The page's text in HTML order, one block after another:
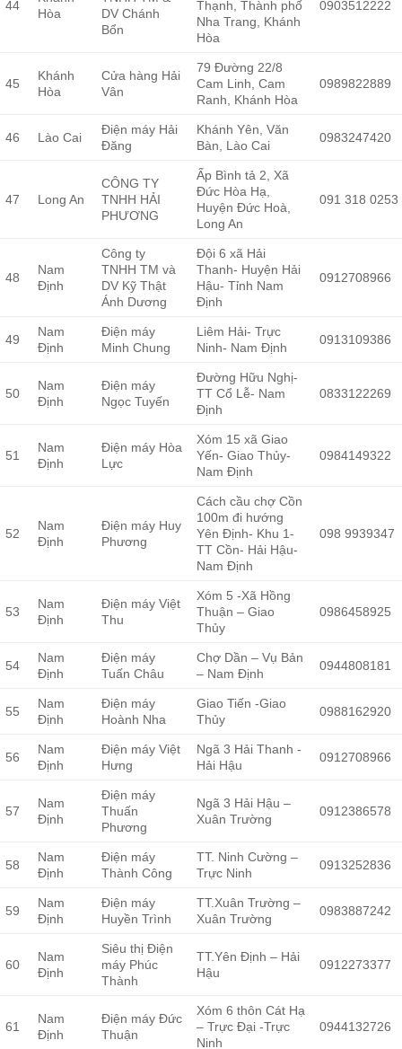
44
Hòa
DV Chánh
Bổn
Thạnh, Thành phố
Nha Trang, Khánh
Hòa
0903512222
45
Khánh
Hòa
Cửa hàng Hải
Vân
79 Đường 22/8
Cam Linh, Cam
Ranh, Khánh Hòa
0989822889
46 Lào Cai
Điện máy Hải
Đăng
Khánh Yên, Văn
Bàn, Lào Cai
0983247420
47 Long An
CÔNG TY
TNHH HẢI
PHƯƠNG
Ấp Bình tả 2, Xã
Đức Hòa Hạ,
Huyện Đức Hoà,
Long An
091 318 0253
48
Nam
Định
Công ty
TNHH TM và
DV Kỹ Thật
Ánh Dương
Đội 6 xã Hải
Thanh- Huyện Hải
Hậu- Tỉnh Nam
Định
0912708966
49
Nam
Định
Điện máy
Minh Chung
Liêm Hải- Trực
Ninh- Nam Định
0913109386
50
Nam
Định
Điện máy
Ngọc Tuyến
Đường Hữu Nghị-
TT Cổ Lễ- Nam
Định
0833122269
51
Nam
Định
Điện máy Hòa
Lực
Xóm 15 xã Giao
Yến- Giao Thủy-
Nam Định
0984149322
52
Nam
Định
Điện máy Huy
Phương
Cách cầu chợ Cồn
100m đi hướng
Yên Định- Khu 1-
TT Cồn- Hải Hậu-
Nam Định
098 9939347
53
Nam
Định
Điện máy Việt
Thu
Xóm 5 -Xã Hồng
Thuận – Giao
Thủy
0986458925
54
Nam
Định
Điện máy
Tuấn Châu
Chợ Dần – Vụ Bản
– Nam Định
0944808181
55
Nam
Định
Điện máy
Hoành Nha
Giao Tiến -Giao
Thủy
0988162920
56
Nam
Định
Điện máy Việt
Hưng
Ngã 3 Hải Thanh -
Hải Hậu
0912708966
57
Nam
Định
Điện máy
Thuấn
Phương
Ngã 3 Hải Hậu –
Xuân Trường
0912386578
58
Nam
Định
Điện máy
Thành Công
TT. Ninh Cường –
Trực Ninh
0913252836
59
Nam
Định
Điện máy
Huyền Trình
TT.Xuân Trường –
Xuân Trường
0983887242
60
Nam
Định
Siêu thị Điện
máy Phúc
Thành
TT.Yên Định – Hải
Hậu
0912273377
61
Nam
Định
Điện máy Đức
Thuận
Xóm 6 thôn Cát Hạ
– Trực Đại -Trực
Ninh
0944132726